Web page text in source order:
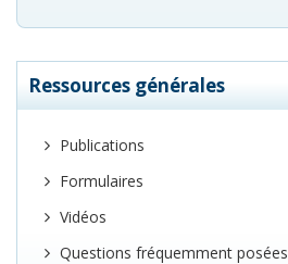
Ressources générales
Publications
Formulaires
Vidéos
Questions fréquemment posées